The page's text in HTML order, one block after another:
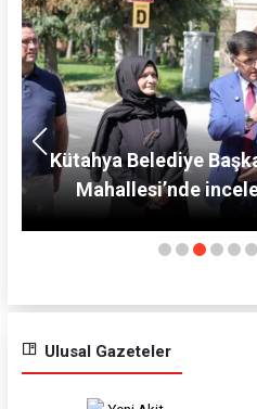
Tavşanlı’da
Ulusal Gazeteler